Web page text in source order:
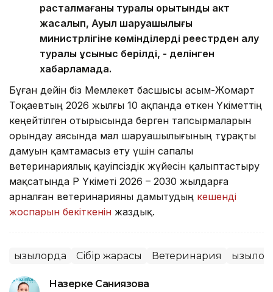
расталмағаны туралы қорытынды акт
жасалып, Ауыл шаруашылығы
министрлігіне көмінділерді реестрден алу
туралы ұсыныс берілді, - делінген
хабарламада.
Бұған дейін біз Мемлекет басшысы Қасым-Жомарт
Тоқаевтың 2026 жылғы 10 ақпанда өткен Үкіметтің
кеңейтілген отырысында берген тапсырмаларын
орындау аясында мал шаруашылығының тұрақты
дамуын қамтамасыз ету үшін сапалы
ветеринариялық қауіпсіздік жүйесін қалыптастыру
мақсатында ҚР Үкіметі 2026 – 2030 жылдарға
арналған ветеринарияны дамытудың кешенді
жоспарын бекіткенін жаздық.
Қызылорда Сібір жарасы Ветеринария
Назерке Саниязова